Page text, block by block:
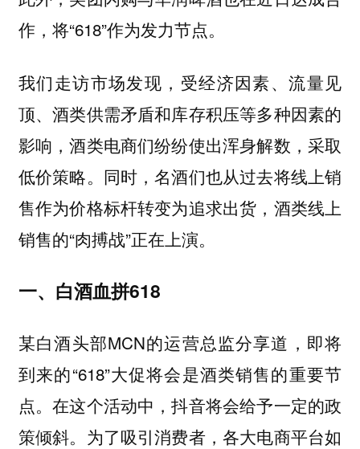
作，将“618”作为发力节点。
我们走访市场发现，受经济因素、流量见
顶、酒类供需矛盾和库存积压等多种因素的
影响，酒类电商们纷纷使出浑身解数，采取
低价策略。同时，名酒们也从过去将线上销
售作为价格标杆转变为追求出货，酒类线上
销售的“肉搏战”正在上演。
一、白酒血拼618
某白酒头部MCN的运营总监分享道，即将
到来的“618”大促将会是酒类销售的重要节
点。在这个活动中，抖音将会给予一定的政
策倾斜。为了吸引消费者，各大电商平台如